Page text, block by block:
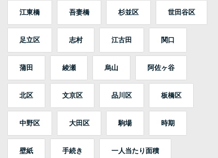
江東橋 吾妻橋 杉並区 世田谷区
足立区 志村 江古田 関口
蒲田 綾瀬 烏山 阿佐ヶ谷
北区 文京区 品川区 板橋区
中野区 大田区 駒場 時期
壁紙 手続き 一人当たり面積